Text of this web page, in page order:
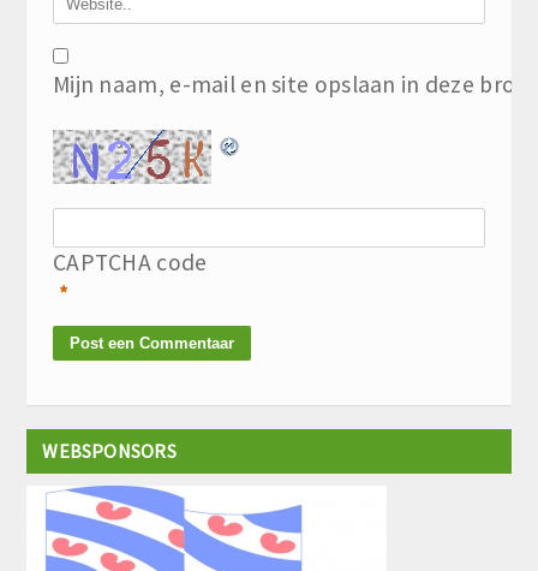
Mijn naam, e-mail en site opslaan in deze
CAPTCHA code
*
WEBSPONSORS